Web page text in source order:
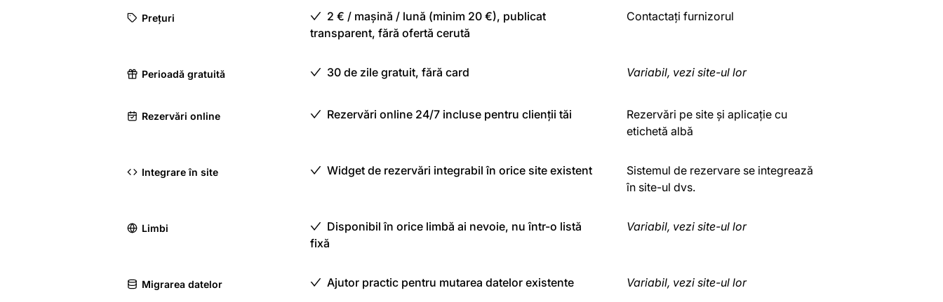
Prețuri
2 € / mașină / lună (minim 20 €), publicat
transparent, fără ofertă cerută
Contactați furnizorul
Perioadă gratuită 30 de zile gratuit, fără card Variabil, vezi site-ul lor
Rezervări online Rezervări online 24/7 incluse pentru clienții tăi
Rezervări pe site și aplicație cu
etichetă albă
Integrare în site Widget de rezervări integrabil în orice site existent
Sistemul de rezervare se integrează
în site-ul dvs.
Limbi
Disponibil în orice limbă ai nevoie, nu într-o listă
fixă
Variabil, vezi site-ul lor
Migrarea datelor Ajutor practic pentru mutarea datelor existente Variabil, vezi site-ul lor